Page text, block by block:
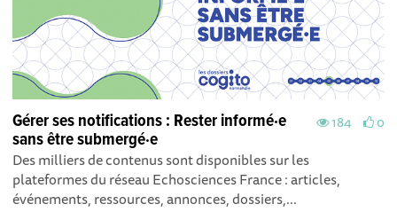
184 0
Gérer ses notifications : Rester informé·e
sans être submergé·e
Des milliers de contenus sont disponibles sur les
plateformes du réseau Echosciences France : articles,
événements, ressources, annonces, dossiers,...